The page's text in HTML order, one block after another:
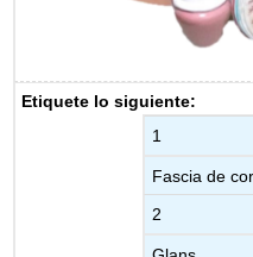
Etiquete lo siguiente:
1
Fascia de
2